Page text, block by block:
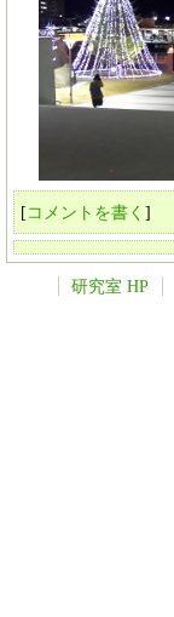
[コメントを書く ]
研究室 HP